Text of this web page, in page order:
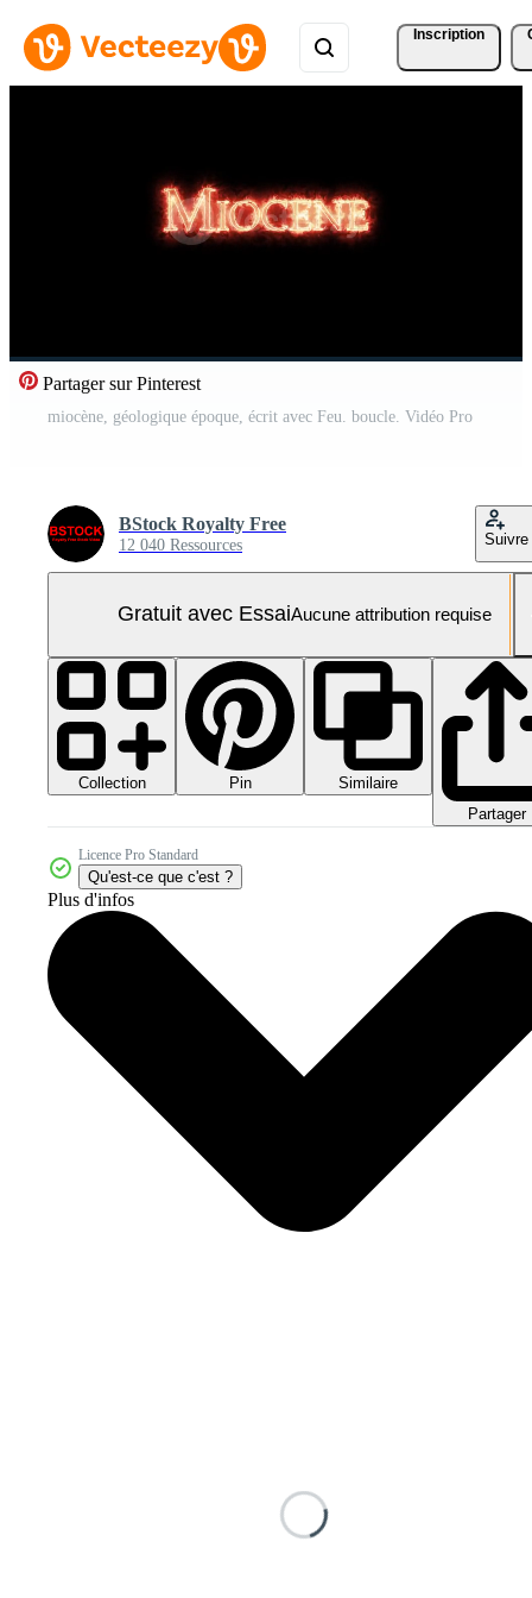
Inscription
Partager sur Pinterest
miocène, géologique époque, écrit avec Feu. boucle. Vidéo Pro
BStock Royalty Free
12 040 Ressources Suivre
Gratuit avec EssaiAucune attribution requise
Collection Pin
Similaire
Partager
Licence Pro Standard
Qu'est-ce que c'est ?
Plus d'infos